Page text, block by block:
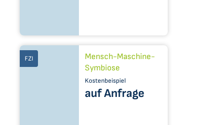
FZI
Mensch-Maschine-
Symbiose
Kostenbeispiel
auf Anfrage